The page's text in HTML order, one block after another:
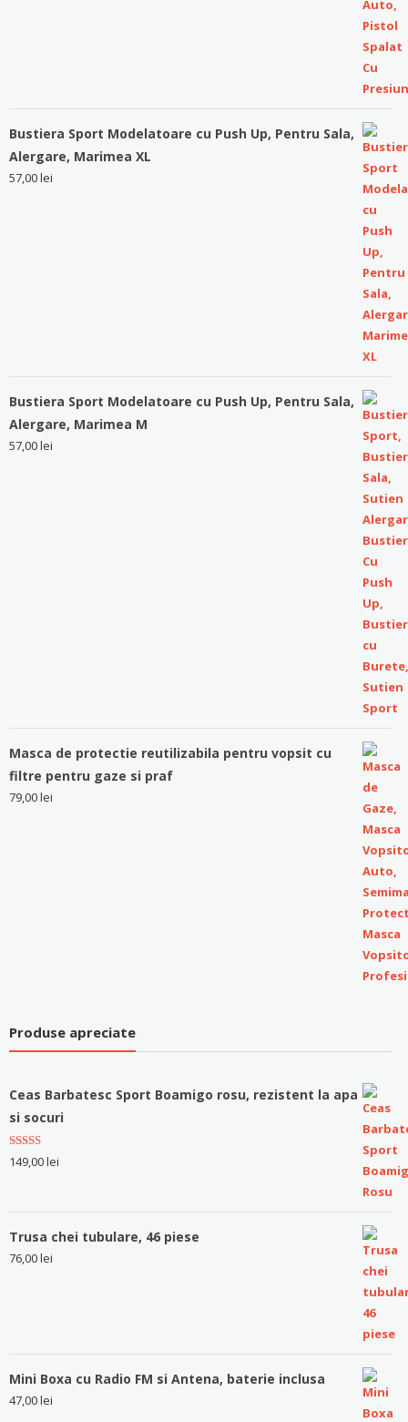
Bustiera Sport Modelatoare cu Push Up, Pentru Sala,
Alergare, Marimea XL
57,00lei
Bustiera Sport Modelatoare cu Push Up, Pentru Sala,
Alergare, Marimea M
57,00lei
Masca de protectie reutilizabila pentru vopsit cu
filtre pentru gaze si praf
79,00lei
Produse apreciate
Ceas Barbatesc Sport Boamigo rosu, rezistent la apa
si socuri
Evaluat la
5.00stele
149,00lei
Trusa chei tubulare, 46 piese
76,00lei
Mini Boxa cu Radio FM si Antena, baterie inclusa
47,00lei